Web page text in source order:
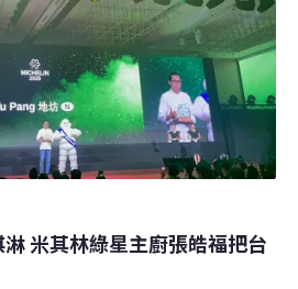
米其林綠星主廚張皓福把台